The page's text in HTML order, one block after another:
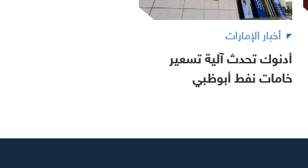
أخبار الإمارات
أدنوك تحدث آلية تسعير
خامات نفط أبوظبي